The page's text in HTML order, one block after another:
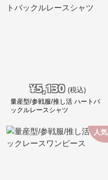
¥5,130 (税込)
量産型/参戦服/推し活 ハートバ
ックルレースシャツ
人気